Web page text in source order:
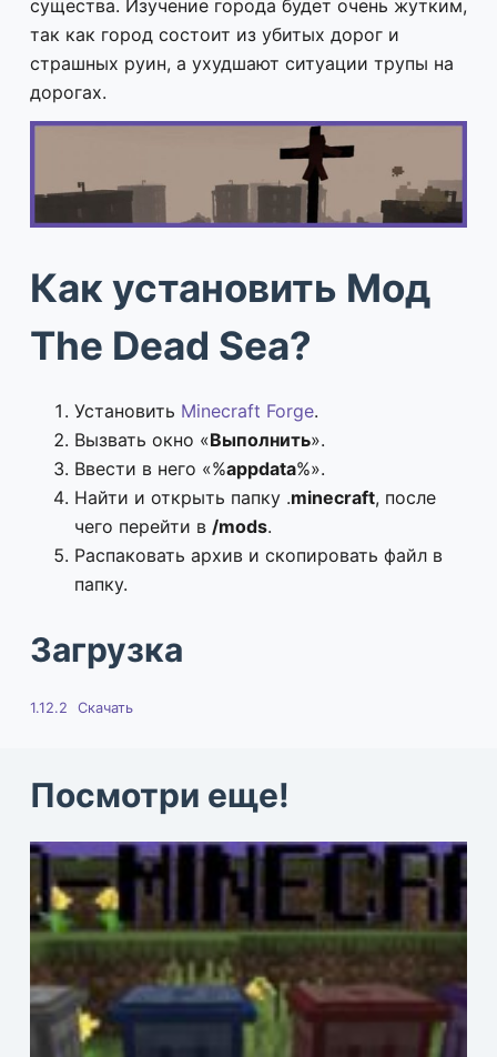
существа. Изучение города будет очень жутким,
так как город состоит из убитых дорог и
страшных руин, а ухудшают ситуации трупы на
дорогах.
Как установить Мод
The Dead Sea?
Установить Minecraft Forge.
Вызвать окно «Выполнить».
Ввести в него «%appdata%».
Найти и открыть папку .minecraft, после
чего перейти в /mods.
Распаковать архив и скопировать файл в
папку.
Загрузка
1.12.2 Скачать
Посмотри еще!